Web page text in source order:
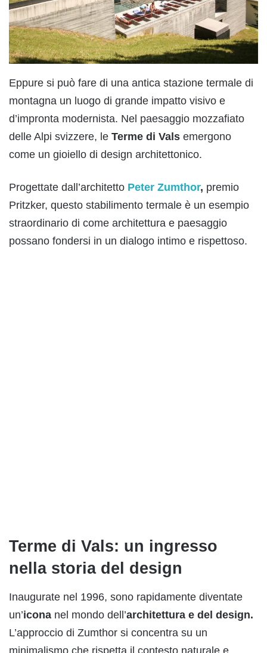
Eppure si può fare di una antica stazione termale di
montagna un luogo di grande impatto visivo e
d’impronta modernista. Nel paesaggio mozzafiato
delle Alpi svizzere, le Terme di Vals emergono
come un gioiello di design architettonico.
Progettate dall’architetto Peter Zumthor, premio
Pritzker, questo stabilimento termale è un esempio
straordinario di come architettura e paesaggio
possano fondersi in un dialogo intimo e rispettoso.
Terme di Vals: un ingresso
nella storia del design
Inaugurate nel 1996, sono rapidamente diventate
un’icona nel mondo dell’architettura e del design.
L’approccio di Zumthor si concentra su un
minimalismo che rispetta il contesto naturale e